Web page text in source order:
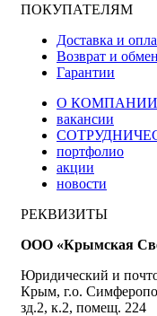
ПОКУПАТЕЛЯМ
Доставка и
Возврат и
Гарантии
О КОМПАНИИ
вакансии
портфолио
акции
новости
РЕКВИЗИТЫ
ООО «Крымская
Юридический и
Крым, г.о.
зд.2, к.2, помещ. 224